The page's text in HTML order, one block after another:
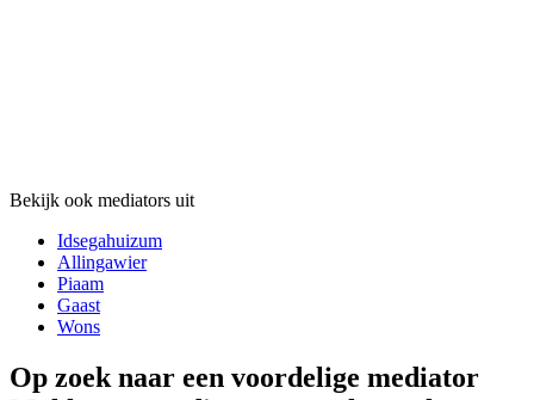
Bekijk ook mediators uit
Idsegahuizum
Allingawier
Piaam
Gaast
Wons
Op zoek naar een voordelige mediator